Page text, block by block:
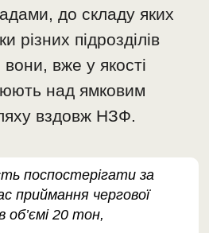
до складу яких
різних підрозділів
вони, вже у якості
над ямковим
вздовж НЗФ.
поспостерігати за
приймання чергової
об’ємі 20 тон,